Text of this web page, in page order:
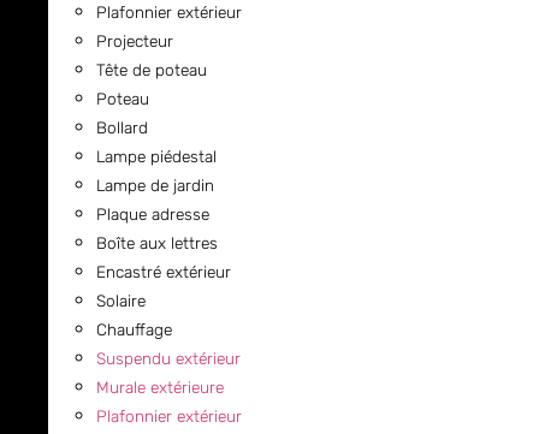
Plafonnier extérieur
Projecteur
Tête de poteau
Poteau
Bollard
Lampe piédestal
Lampe de jardin
Plaque adresse
Boîte aux lettres
Encastré extérieur
Solaire
Chauffage
Suspendu extérieur
Murale extérieure
Plafonnier extérieur